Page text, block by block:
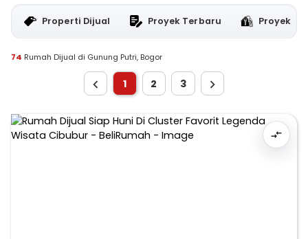
Properti Dijual Proyek Terbaru Proyek
74 Rumah Dijual di Gunung Putri, Bogor
1 2 3